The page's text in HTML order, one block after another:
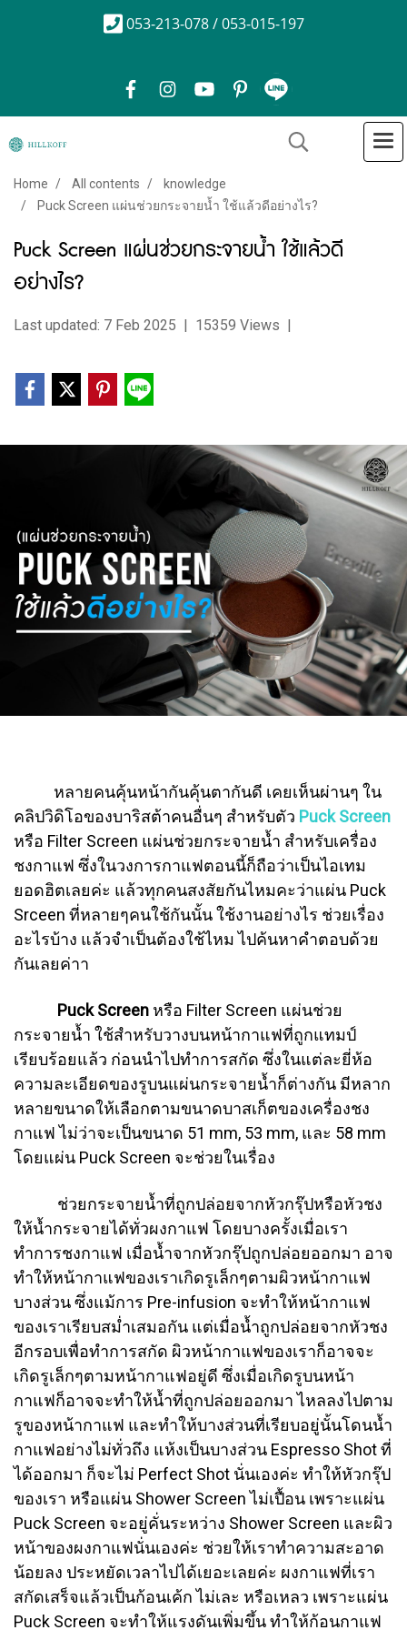
053-213-078 / 053-015-197
Home All contents
knowledge
Puck Screen แผ่นช่วยกระจายน้ำ ใช้แล้วดีอย่างไร?
Puck Screen แผ่นช่วยกระจายน้ำ ใช้แล้วดี
อย่างไร?
Last updated: 7 Feb 2025 | 15359 Views |
หลายคนคุ้นหน้ากันคุ้นตากันดี เคยเห็นผ่านๆ ใน
คลิปวิดิโอของบาริสต้าคนอื่นๆ สำหรับตัว Puck Screen
หรือ Filter Screen แผ่นช่วยกระจายน้ำ สำหรับเครื่อง
ชงกาแฟ ซึ่งในวงการกาแฟตอนนี้ก็ถือว่าเป็นไอเทม
ยอดฮิตเลยค่ะ แล้วทุกคนสงสัยกันไหมคะว่าแผ่น Puck
Srceen ที่หลายๆคนใช้กันนั้น ใช้งานอย่างไร ช่วยเรื่อง
อะไรบ้าง แล้วจำเป็นต้องใช้ไหม ไปค้นหาคำตอบด้วย
กันเลยค่าา
Puck Screen หรือ Filter Screen แผ่นช่วย
กระจายน้ำ ใช้สำหรับวางบนหน้ากาแฟที่ถูกแทมป์
เรียบร้อยแล้ว ก่อนนำไปทำการสกัด ซึ่งในแต่ละยี่ห้อ
ความละเอียดของรูบนแผ่นกระจายน้ำก็ต่างกัน มีหลาก
หลายขนาดให้เลือกตามขนาดบาสเก็ตของเครื่องชง
กาแฟ ไม่ว่าจะเป็นขนาด 51 mm, 53 mm, และ 58 mm
โดยแผ่น Puck Screen จะช่วยในเรื่อง
ช่วยกระจายน้ำที่ถูกปล่อยจากหัวกรุ๊ปหรือหัวชง
ให้น้ำกระจายได้ทั่วผงกาแฟ โดยบางครั้งเมื่อเรา
ทำการชงกาแฟ เมื่อน้ำจากหัวกรุ๊ปถูกปล่อยออกมา อาจ
ทำให้หน้ากาแฟของเราเกิดรูเล็กๆตามผิวหน้ากาแฟ
บางส่วน ซึ่งแม้การ Pre-infusion จะทำให้หน้ากาแฟ
ของเราเรียบสม่ำเสมอกัน แต่เมื่อน้ำถูกปล่อยจากหัวชง
อีกรอบเพื่อทำการสกัด ผิวหน้ากาแฟของเราก็อาจจะ
เกิดรูเล็กๆตามหน้ากาแฟอยู่ดี ซึ่งเมื่อเกิดรูบนหน้า
กาแฟก็อาจจะทำให้น้ำที่ถูกปล่อยออกมา ไหลลงไปตาม
รูของหน้ากาแฟ และทำให้บางส่วนที่เรียบอยู่นั้นโดนน้ำ
กาแฟอย่างไม่ทั่วถึง แห้งเป็นบางส่วน Espresso Shot ที่
ได้ออกมา ก็จะไม่ Perfect Shot นั่นเองค่ะ ทำให้หัวกรุ๊ป
ของเรา หรือแผ่น Shower Screen ไม่เปื้อน เพราะแผ่น
Puck Screen จะอยู่คั่นระหว่าง Shower Screen และผิว
หน้าของผงกาแฟนั่นเองค่ะ ช่วยให้เราทำความสะอาด
น้อยลง ประหยัดเวลาไปได้เยอะเลยค่ะ ผงกาแฟที่เรา
สกัดเสร็จแล้วเป็นก้อนเค้ก ไม่เละ หรือเหลว เพราะแผ่น
Puck Screen จะทำให้แรงดันเพิ่มขึ้น ทำให้ก้อนกาแฟ